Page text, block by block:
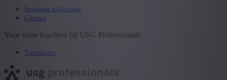
Spontane sollicitatie
Contact
Voor vaste krachten bij USG Professionals
Timesheets